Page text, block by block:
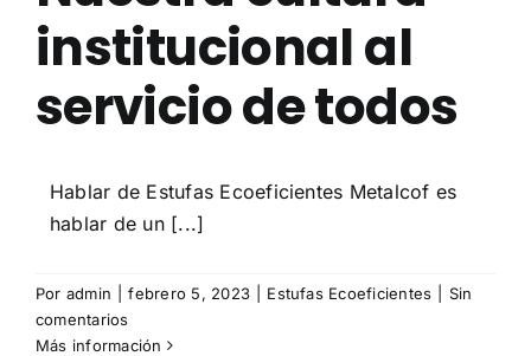
institucional al
servicio de todos
Hablar de Estufas Ecoeficientes Metalcof es
hablar de un [...]
Por admin febrero 5, 2023 Estufas Ecoeficientes
Sin
comentarios
Más información